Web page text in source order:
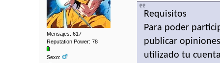
Mensajes: 617
Reputation Power: 78
Sexo:
Requisitos
Para poder
publicar
utilizado tu